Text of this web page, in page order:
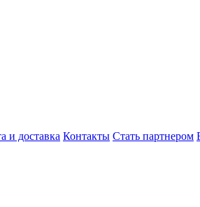
и доставка Контакты Стать партнером